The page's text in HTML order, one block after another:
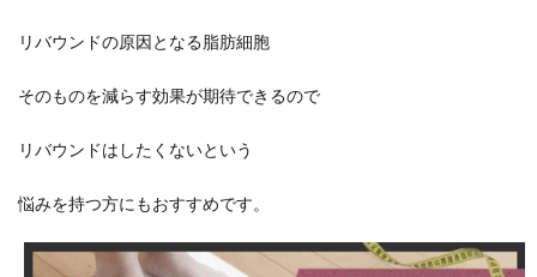
リバウンドの原因となる脂肪細胞
そのものを減らす効果が期待できるので
リバウンドはしたくないという
悩みを持つ方にもおすすめです。